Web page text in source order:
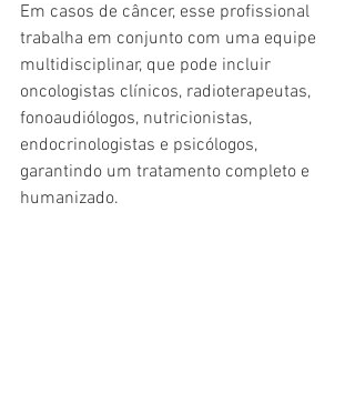
Em casos de câncer, esse profissional
trabalha em conjunto com uma equipe
multidisciplinar, que pode incluir
oncologistas clínicos, radioterapeutas,
fonoaudiólogos, nutricionistas,
endocrinologistas e psicólogos,
garantindo um tratamento completo e
humanizado.